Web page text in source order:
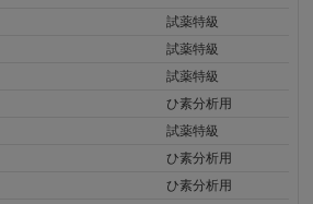
試薬特級
試薬特級
試薬特級
ひ素分析用
試薬特級
ひ素分析用
ひ素分析用